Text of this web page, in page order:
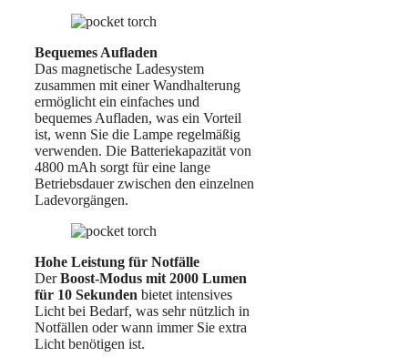
Bequemes Aufladen
Das magnetische Ladesystem
zusammen mit einer Wandhalterung
ermöglicht ein einfaches und
bequemes Aufladen, was ein Vorteil
ist, wenn Sie die Lampe regelmäßig
verwenden. Die Batteriekapazität von
4800 mAh sorgt für eine lange
Betriebsdauer zwischen den einzelnen
Ladevorgängen.
Hohe Leistung für Notfälle
DerBoost-Modus mit 2000 Lumen
für 10 Sekunden bietet intensives
Licht bei Bedarf, was sehr nützlich in
Notfällen oder wann immer Sie extra
Licht benötigen ist.